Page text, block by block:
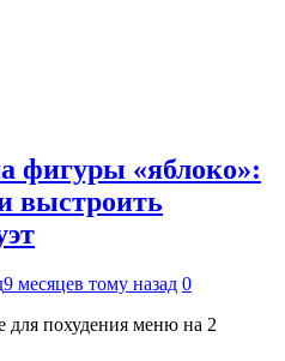
фигуры «яблоко»:
выстроить
9 месяцев тому назад 0